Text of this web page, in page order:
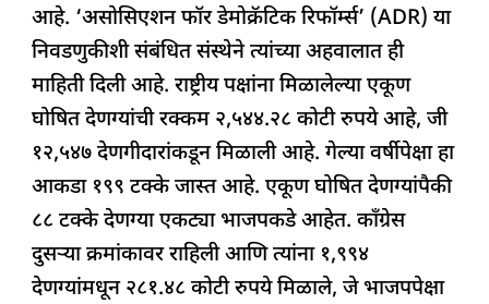
आहे. ‘असोसिएशन फॉर डेमोक्रॅटिक रिफॉर्म्स’ (ADR) या
निवडणुकीशी संबंधित संस्थेने त्यांच्या अहवालात ही
माहिती दिली आहे. राष्ट्रीय पक्षांना मिळालेल्या एकूण
घोषित देणग्यांची रक्कम २,५४४.२८ कोटी रुपये आहे, जी
१२,५४७ देणगीदारांकडून मिळाली आहे. गेल्या वर्षीपेक्षा हा
आकडा १९९ टक्के जास्त आहे. एकूण घोषित देणग्यांपैकी
८८ टक्के देणग्या एकट्या भाजपकडे आहेत. काँग्रेस
दुसऱ्या क्रमांकावर राहिली आणि त्यांना १,९९४
देणग्यांमधून २८१.४८ कोटी रुपये मिळाले, जे भाजपपेक्षा